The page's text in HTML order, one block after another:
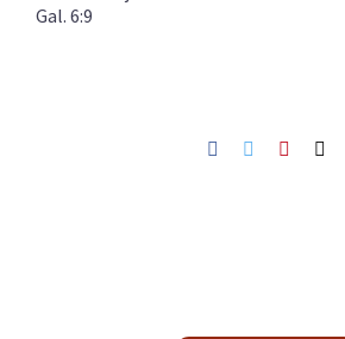
Gal. 6:9
Facebook
TwitterPinterest